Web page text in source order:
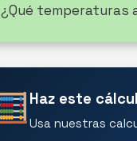
¿Qué temperaturas
Haz este
Usa nuestras